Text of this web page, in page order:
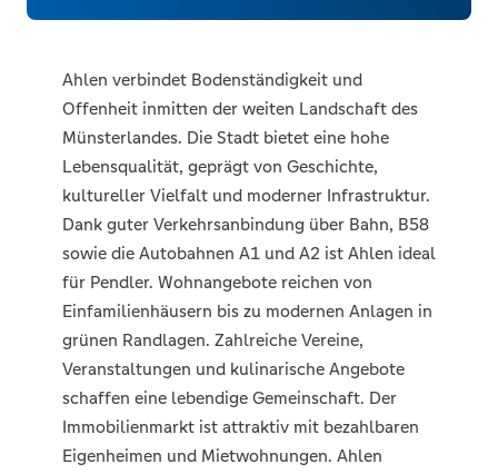
Ahlen verbindet Bodenständigkeit und
Offenheit inmitten der weiten Landschaft des
Münsterlandes. Die Stadt bietet eine hohe
Lebensqualität, geprägt von Geschichte,
kultureller Vielfalt und moderner Infrastruktur.
Dank guter Verkehrsanbindung über Bahn, B58
sowie die Autobahnen A1 und A2 ist Ahlen ideal
für Pendler. Wohnangebote reichen von
Einfamilienhäusern bis zu modernen Anlagen in
grünen Randlagen. Zahlreiche Vereine,
Veranstaltungen und kulinarische Angebote
schaffen eine lebendige Gemeinschaft. Der
Immobilienmarkt ist attraktiv mit bezahlbaren
Eigenheimen und Mietwohnungen. Ahlen